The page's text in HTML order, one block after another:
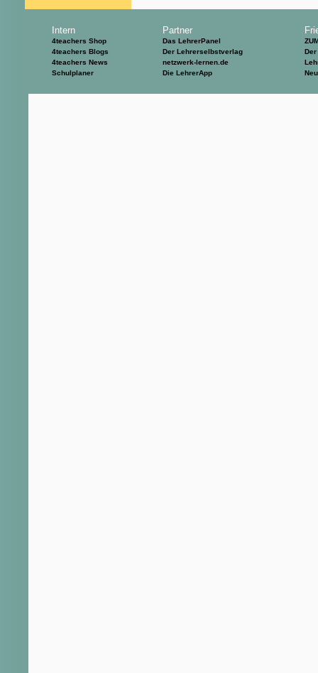
Intern
4teachers Shop
4teachers Blogs
4teachers News
Schulplaner
Partner
Das LehrerPanel
Der Lehrerselbstverlag
netzwerk-lernen.de
Die LehrerApp